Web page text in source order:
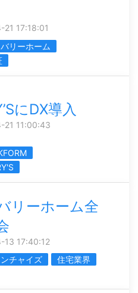
17:18:01
リーホーム
にDX導入
21 11:00:43
リーホーム全
13 17:40:12
チャイズ
住宅業界